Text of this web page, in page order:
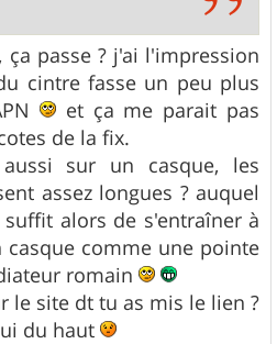
ça passe ? j'ai l'impression
cintre fasse un peu plus
et ça me parait pas
de la fix.
sur un casque, les
assez longues ? auquel
alors de s'entraîner à
casque comme une pointe
romain
le site dt tu as mis le lien ?
du haut